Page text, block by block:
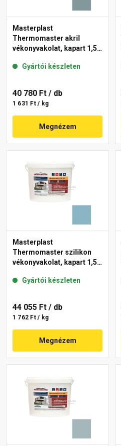
Masterplast
Thermomaster akril
vékonyvakolat, kapart 1,5
Gyártói készleten
40 780 Ft / db
1 631 Ft / kg
Megnézem
Masterplast
Thermomaster szilikon
vékonyvakolat, kapart 1,5
Gyártói készleten
44 055 Ft / db
1 762 Ft / kg
Megnézem